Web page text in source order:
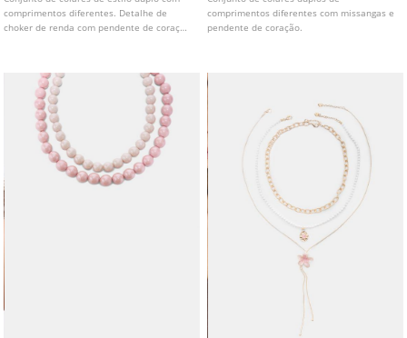
comprimentos diferentes. Detalhe de
choker de renda com pendente de coração
comprimentos diferentes com missangas e
pendente de coração.